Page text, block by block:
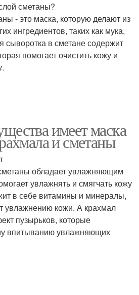
сметаны?
- это маска, которую делают из
ингредиентов, таких как мука,
сыворотка в сметане содержит
помогает очистить кожу и
имеет маска
и сметаны
обладает увлажняющим
увлажнять и смягчать кожу
в себе витамины и минералы,
увлажнению кожи. А крахмал
пузырьков, которые
впитыванию увлажняющих